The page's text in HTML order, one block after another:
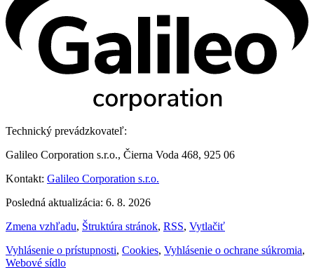
Technický prevádzkovateľ:
Galileo Corporation s.r.o., Čierna Voda 468, 925 06
Kontakt: Galileo Corporation s.r.o.
Posledná aktualizácia: 6. 8. 2026
Zmena vzhľadu, Štruktúra stránok, RSS, Vytlačiť
Vyhlásenie o prístupnosti, Cookies, Vyhlásenie o ochrane súkromia,
Webové sídlo